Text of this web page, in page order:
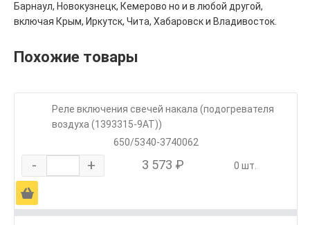
Барнаул, Новокузнецк, Кемерово но и в любой другой,
включая Крым, Иркутск, Чита, Хабаровск и Владивосток.
Похожие товары
Реле включения свечей накала (подогревателя
воздуха (1393315-9АТ))
650/5340-3740062
- + 3 573 ₽ 0 шт.
Ä